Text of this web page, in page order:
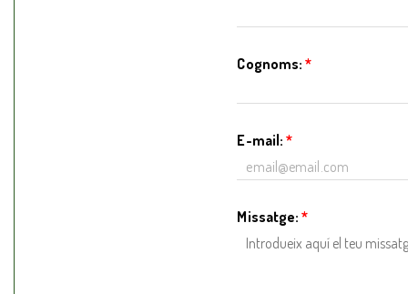
Cognoms:*
E-mail:*
Missatge:*